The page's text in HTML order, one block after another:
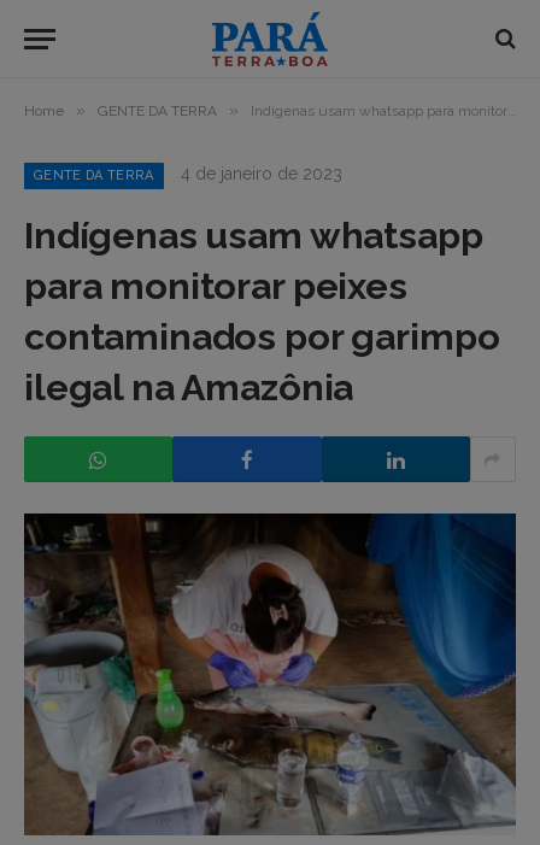
Home » GENTE DA TERRA » Indígenas usam whatsapp para monitorar peixes contaminados por garimpo ilegal na Amazônia
GENTE DA TERRA 4 de janeiro de 2023
Indígenas usam whatsapp
para monitorar peixes
contaminados por garimpo
ilegal na Amazônia